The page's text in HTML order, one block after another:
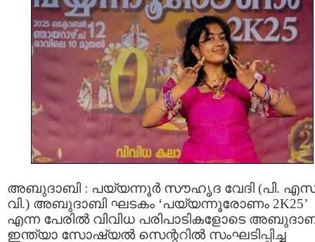
അബുദാബി : പയ്യന്നൂർ സൗഹൃദ വേദി (പി.
വി.) അബുദാബി ഘടകം ‘പയ്യന്നൂരോണം 2K25’
എന്ന പേരിൽ വിവിധ പരിപാടികളോടെ
ഇന്ത്യാ സോഷ്യൽ സെന്ററിൽ സംഘടിപ്പിച്ച